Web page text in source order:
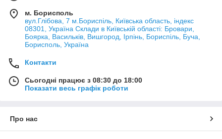
м. Борисполь
вул.Глібова, 7 м.Бориспіль, Київська область, індекс
08301, Україна Склади в Київській області: Бровари,
Боярка, Васильків, Вишгород, Ірпінь, Бориспіль, Буча,
Борисполь, Україна
Контакти
Сьогодні працює з 08:30 до 18:00
Показати весь графік роботи
Про нас